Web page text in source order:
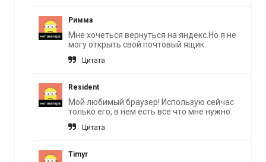
Римма
Мне хочеться вернуться на яндекс.Но я не
могу открыть свой почтовый ящик.
Цитата
Resident
Мой любимый браузер! Использую сейчас
только его, в нем есть все что мне нужно.
Цитата
Timyr